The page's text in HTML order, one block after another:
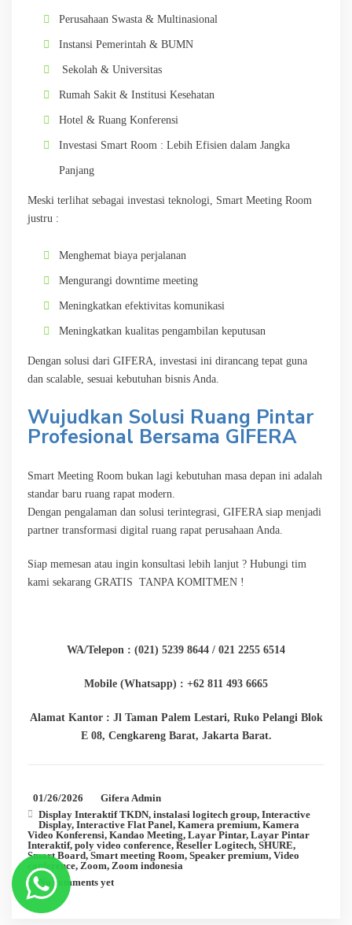
Perusahaan Swasta & Multinasional
Instansi Pemerintah & BUMN
Sekolah & Universitas
Rumah Sakit & Institusi Kesehatan
Hotel & Ruang Konferensi
Investasi Smart Room : Lebih Efisien dalam Jangka
Panjang
Meski terlihat sebagai investasi teknologi, Smart Meeting Room
justru :
Menghemat biaya perjalanan
Mengurangi downtime meeting
Meningkatkan efektivitas komunikasi
Meningkatkan kualitas pengambilan keputusan
Dengan solusi dari GIFERA, investasi ini dirancang tepat guna
dan scalable, sesuai kebutuhan bisnis Anda.
Wujudkan Solusi Ruang Pintar
Profesional Bersama GIFERA
Smart Meeting Room bukan lagi kebutuhan masa depan ini adalah
standar baru ruang rapat modern.
Dengan pengalaman dan solusi terintegrasi, GIFERA siap menjadi
partner transformasi digital ruang rapat perusahaan Anda.
Siap memesan atau ingin konsultasi lebih lanjut ? Hubungi tim
kami sekarang GRATIS TANPA KOMITMEN !
WA/Telepon : (021) 5239 8644 / 021 2255 6514
Mobile (Whatsapp) : +62 811 493 6665
Alamat Kantor : Jl Taman Palem Lestari, Ruko Pelangi Blok
E 08, Cengkareng Barat, Jakarta Barat.
01/26/2026
Gifera Admin
Display Interaktif TKDN, instalasi logitech group, Interactive
Display, Interactive Flat Panel, Kamera premium, Kamera
Video Konferensi, Kandao Meeting, Layar Pintar, Layar Pintar
Interaktif, poly video conference, Reseller Logitech, SHURE,
Smart Board, Smart meeting Room, Speaker premium, Video
conference, Zoom, Zoom indonesia
No comments yet